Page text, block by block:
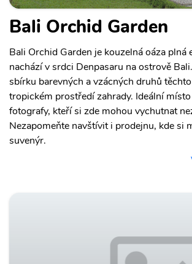
Bali Orchid Garden
Bali Orchid Garden je kouzelná oáza
nachází v srdci Denpasaru na ostrově
sbírku barevných a vzácných druhů
tropickém prostředí zahrady. Ideální
fotografy, kteří si zde mohou vychutnat
Nezapomeňte navštívit i prodejnu, kde si
suvenýr.